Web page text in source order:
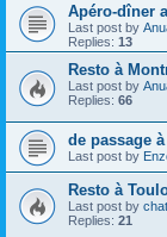
Apéro-dîner
Last post by
Replies: 13
Resto à
Last post by
Replies: 66
de passage
Last post by
Resto à
Last post by
Replies: 21